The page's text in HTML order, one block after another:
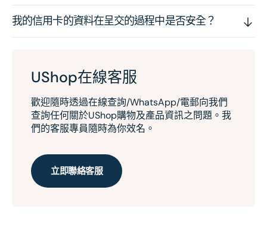
我的信用卡的資料在呈交的過程中是否安全？
UShop在線客服
歡迎隨時透過在線查詢/WhatsApp/電郵向我們
查詢任何關於UShop購物及產品資訊之問題。我
們的客服專員隨時為你效名。
立即聯絡客服